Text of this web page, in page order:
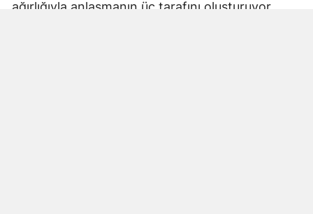
ağırlığıyla anlaşmanın üç tarafını oluşturuyor.